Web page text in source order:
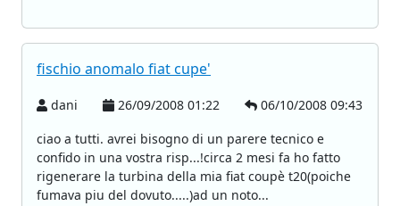
fischio anomalo fiat cupe'
dani 26/09/2008 01:22
06/10/2008 09:43
ciao a tutti. avrei bisogno di un parere tecnico e
confido in una vostra risp...!circa 2 mesi fa ho fatto
rigenerare la turbina della mia fiat coupè t20(poiche
fumava piu del dovuto.....)ad un noto...